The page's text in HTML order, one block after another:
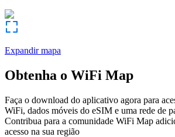
Expandir mapa
Obtenha o WiFi Map
Faça o download do aplicativo agora para
WiFi, dados móveis do eSIM e uma rede de
Contribua para a comunidade WiFi Map
acesso na sua região